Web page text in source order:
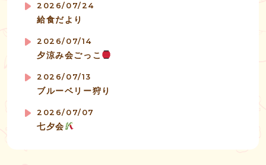
2026/07/24
給食だより
2026/07/14
夕涼み会ごっこ
2026/07/13
ブルーベリー狩り
2026/07/07
七夕会